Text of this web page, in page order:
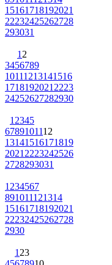
15161718192021
22232425262728
293031
1 2
3456789
10111213141516
1718192021 2223
24252627282930
1 2345
6789101112
13141516171819
2021 2223242526
2728293031
1 234567
891011121314
15161718192021
22232425262728
2930
1 23